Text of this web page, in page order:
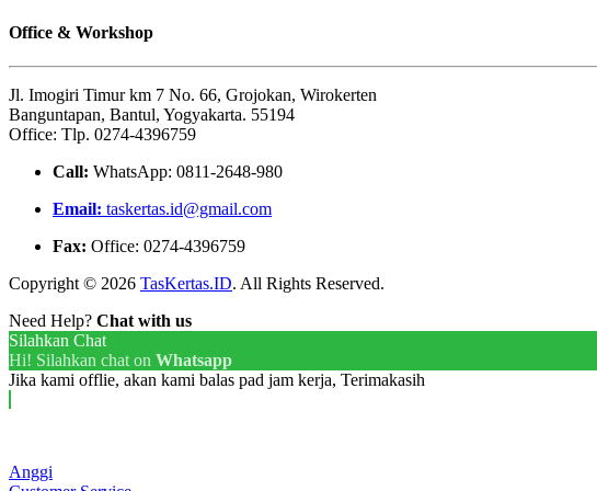
Office & Workshop
Jl. Imogiri Timur km 7 No. 66, Grojokan, Wirokerten
Banguntapan, Bantul, Yogyakarta. 55194
Office: Tlp. 0274-4396759
Call: WhatsApp: 0811-2648-980
Email: taskertas.id@gmail.com
Fax: Office: 0274-4396759
Copyright © 2026 TasKertas.ID. All Rights Reserved.
Need Help? Chat with us
Silahkan Chat
Hi! Silahkan chat on Whatsapp
Jika kami offlie, akan kami balas pad jam kerja, Terimakasih
Anggi